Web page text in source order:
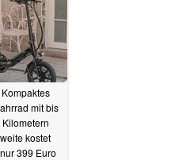
mit bis
kostet
399 Euro